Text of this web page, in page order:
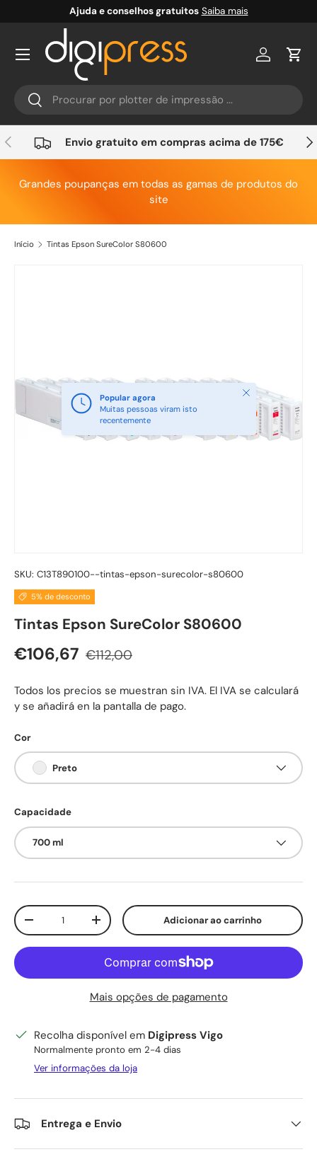
Ir para o conteúdo
Ajuda e conselhos gratuitos Saiba mais
Pesquisar
Pesquisar
Conta
Anterior Envio gratuito em compras acima de 175€
Grandes poupanças em todas as gamas de produtos do
site
Início Tintas Epson SureColor S80600
Popular agora
Muitas pessoas viram isto
recentemente
Fechar
SKU: C13T890100--tintas-epson-surecolor-s80600
5% de desconto
Tintas Epson SureColor S80600
Preço de venda
€106,67 Preço normal
€112,00
Todos los precios se muestran sin IVA. El IVA se calculará
y se añadirá en la pantalla de pago.
Cor
Preto
Capacidade
700 ml
Qtd.
Diminuir quantidadeAumente a quantidadeAdicionar ao carrinho
Mais opções de pagamento
Recolha disponível em Digipress Vigo
Normalmente pronto em 2-4 dias
Ver informações da loja
Entrega e Envio